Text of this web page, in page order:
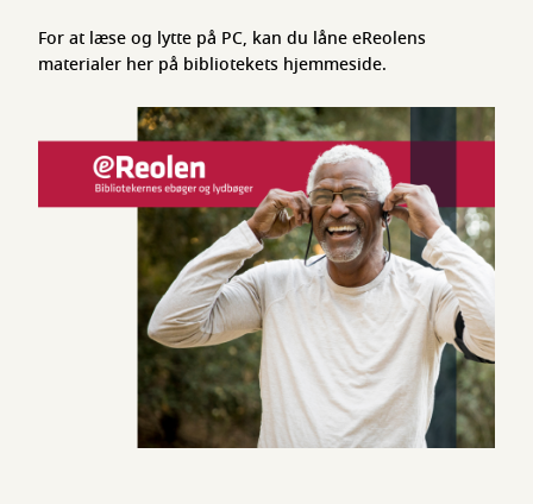
For at læse og lytte på PC, kan du låne eReolens
materialer her på bibliotekets hjemmeside.